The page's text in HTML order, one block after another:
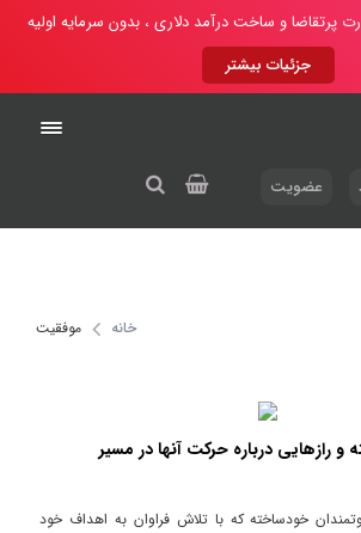
پرتقاضا و ساخت درآمد دلاری ، بدون سرمایه اولیه
جزئیات بیشتر
عضویت
خانه موفقیت
و رازهایی درباره حرکت آنها در مسیر
خودساخته که با تلاش فراوان به اهداف خود